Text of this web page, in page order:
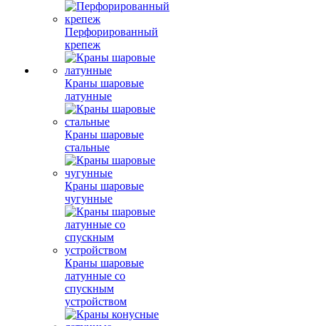
Перфорированный
крепеж
Краны шаровые
латунные
Краны шаровые
стальные
Краны шаровые
чугунные
Краны шаровые
латунные со
спускным
устройством